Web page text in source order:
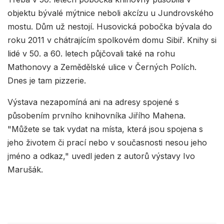
objektu bývalé mýtnice neboli akcízu u Jundrovského
mostu. Dům už nestojí. Husovická pobočka bývala do
roku 2011 v chátrajícím spolkovém domu Sibiř. Knihy si
lidé v 50. a 60. letech půjčovali také na rohu
Mathonovy a Zemědělské ulice v Černých Polích.
Dnes je tam pizzerie.
Výstava nezapomíná ani na adresy spojené s
působením prvního knihovníka Jiřího Mahena.
"Můžete se tak vydat na místa, která jsou spojena s
jeho životem či prací nebo v současnosti nesou jeho
jméno a odkaz," uvedl jeden z autorů výstavy Ivo
Marušák.